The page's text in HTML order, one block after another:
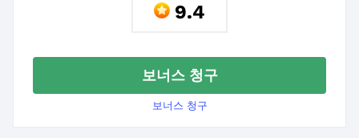
9.4
보너스 청구
보너스 청구